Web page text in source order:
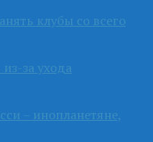
клубы со всего
за ухода
– инопланетяне,